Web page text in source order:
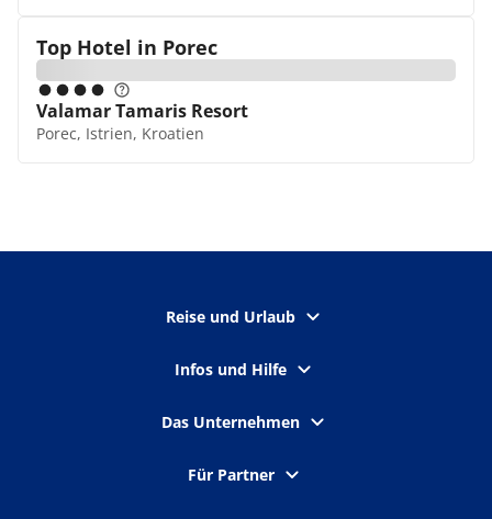
Top Hotel in Porec
Valamar Tamaris Resort
Porec, Istrien, Kroatien
Reise und Urlaub
Infos und Hilfe
Das Unternehmen
Für Partner